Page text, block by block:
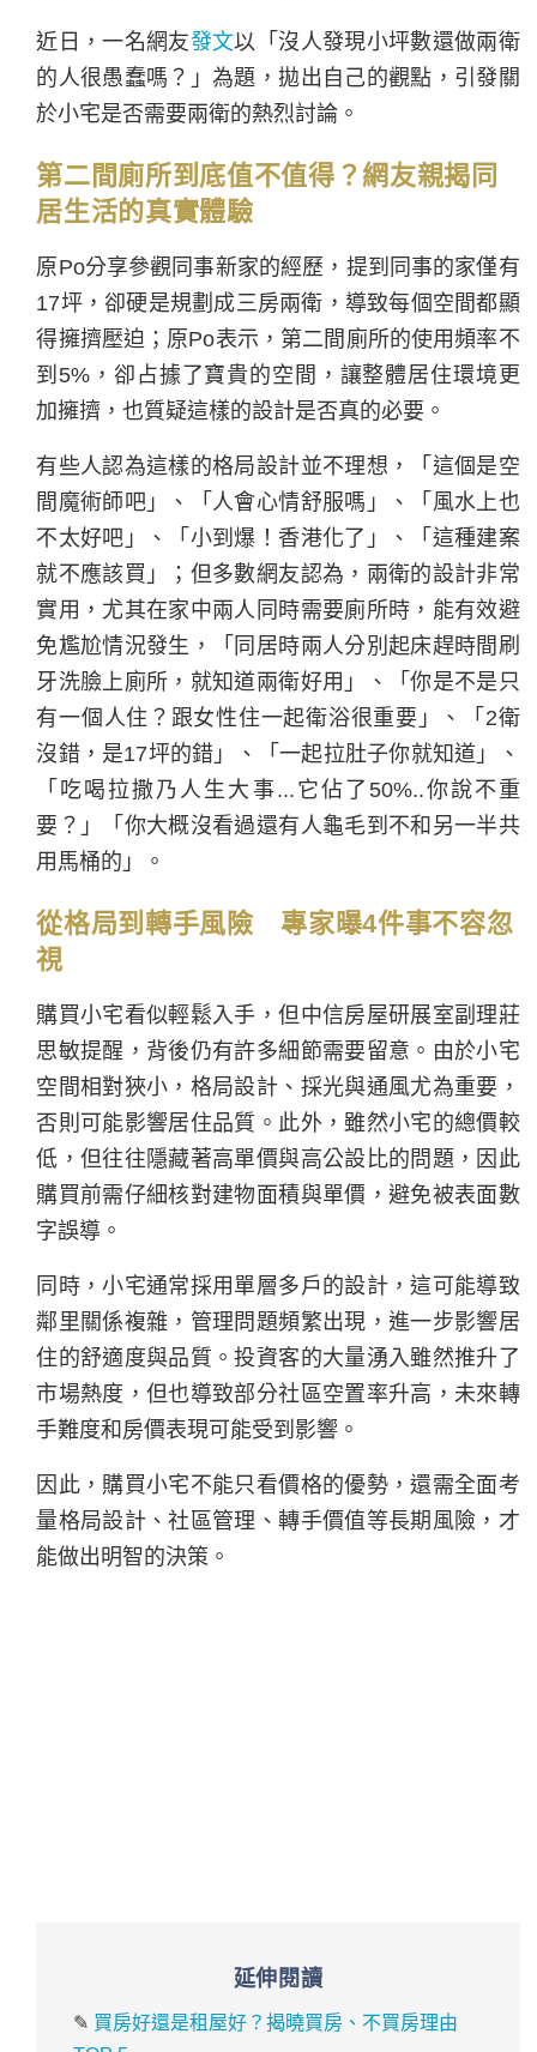
近日，一名網友發文以「沒人發現小坪數還做兩衛
的人很愚蠢嗎？」為題，拋出自己的觀點，引發關
於小宅是否需要兩衛的熱烈討論。
第二間廁所到底值不值得？網友親揭同
居生活的真實體驗
原Po分享參觀同事新家的經歷，提到同事的家僅有
17坪，卻硬是規劃成三房兩衛，導致每個空間都顯
得擁擠壓迫；原Po表示，第二間廁所的使用頻率不
到5%，卻占據了寶貴的空間，讓整體居住環境更
加擁擠，也質疑這樣的設計是否真的必要。
有些人認為這樣的格局設計並不理想，「這個是空
間魔術師吧」、「人會心情舒服嗎」、「風水上也
不太好吧」、「小到爆！香港化了」、「這種建案
就不應該買」；但多數網友認為，兩衛的設計非常
實用，尤其在家中兩人同時需要廁所時，能有效避
免尷尬情況發生，「同居時兩人分別起床趕時間刷
牙洗臉上廁所，就知道兩衛好用」、「你是不是只
有一個人住？跟女性住一起衛浴很重要」、「2衛
沒錯，是17坪的錯」、「一起拉肚子你就知道」、
「吃喝拉撒乃人生大事...它佔了50%..你說不重
要？」「你大概沒看過還有人龜毛到不和另一半共
用馬桶的」。
從格局到轉手風險 專家曝4件事不容忽
視
購買小宅看似輕鬆入手，但中信房屋研展室副理莊
思敏提醒，背後仍有許多細節需要留意。由於小宅
空間相對狹小，格局設計、採光與通風尤為重要，
否則可能影響居住品質。此外，雖然小宅的總價較
低，但往往隱藏著高單價與高公設比的問題，因此
購買前需仔細核對建物面積與單價，避免被表面數
字誤導。
同時，小宅通常採用單層多戶的設計，這可能導致
鄰里關係複雜，管理問題頻繁出現，進一步影響居
住的舒適度與品質。投資客的大量湧入雖然推升了
市場熱度，但也導致部分社區空置率升高，未來轉
手難度和房價表現可能受到影響。
因此，購買小宅不能只看價格的優勢，還需全面考
量格局設計、社區管理、轉手價值等長期風險，才
能做出明智的決策。
延伸閱讀
✎ 買房好還是租屋好？揭曉買房、不買房理由